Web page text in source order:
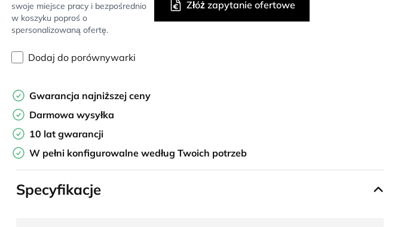
swoje miejsce pracy i bezpośrednio
w koszyku poproś o
spersonalizowaną ofertę.
Złóż zapytanie ofertowe
Dodaj do porównywarki
Gwarancja najniższej ceny
Darmowa wysyłka
10 lat gwarancji
W pełni konfigurowalne według Twoich potrzeb
Specyfikacje